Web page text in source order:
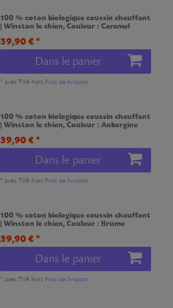
100 % coton biologique coussin chauffant
| Winston le chien, Couleur : Caramel
39,90 € *
Dans le panier
*avec TVA hors Frais de livraison
100 % coton biologique coussin chauffant
| Winston le chien, Couleur : Aubergine
39,90 € *
Dans le panier
*avec TVA hors Frais de livraison
100 % coton biologique coussin chauffant
| Winston le chien, Couleur : Brume
39,90 € *
Dans le panier
*avec TVA hors Frais de livraison